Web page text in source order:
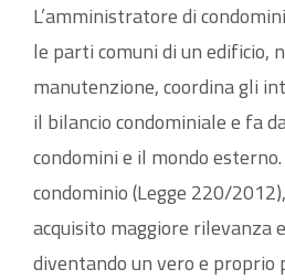
L’amministratore di
le parti comuni di un edificio,
manutenzione, coordina gli
il bilancio condominiale e fa
condomini e il mondo
condominio (Legge 220/
acquisito maggiore rilevanza
diventando un vero e